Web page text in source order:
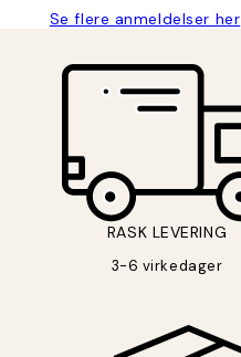
Se flere anmeldelser her
RASK LEVERING
3-6 virkedager